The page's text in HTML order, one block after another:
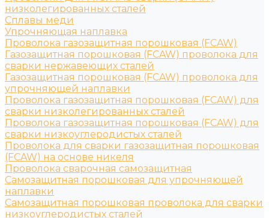
низколегированных сталей
Сплавы меди
Упрочняющая наплавка
Проволока газозащитная порошковая (FCAW)
Газозащитная порошковая (FCAW) проволока для
сварки нержавеющих сталей
Газозащитная порошковая (FCAW) проволока для
упрочняющей наплавки
Проволока газозащитная порошковая (FCAW) для
сварки низколегированных сталей
Проволока газозащитная порошковая (FCAW) для
сварки низкоуглеродистых сталей
Проволока для сварки газозащитная порошковая
(FCAW) на основе никеля
Проволока сварочная самозащитная
Самозащитная порошковая для упрочняющей
наплавки
Самозащитная порошковая проволока для сварки
низкоуглеродистых сталей